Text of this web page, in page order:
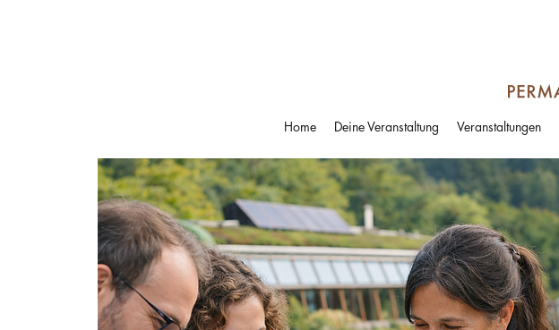
Home Deine Veranstaltung Veranstaltungen